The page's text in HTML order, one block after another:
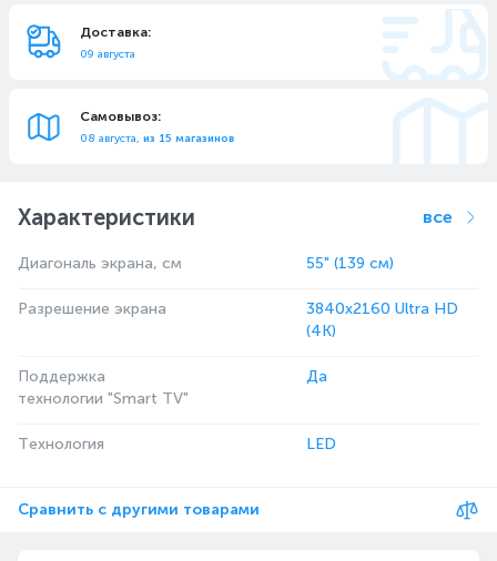
Доставка:
09 августа
Самовывоз:
08 августа, из 15 магазинов
Характеристики все
Диагональ экрана, см 55" (139 см)
Разрешение экрана
3840x2160 Ultra HD
(4K)
Поддержка
технологии "Smart TV"
Да
Технология LED
Сравнить с другими товарами